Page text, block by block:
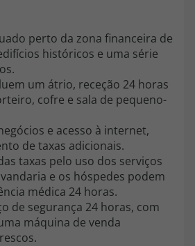
para a rede fixa nacional.
Atlântico tem a preocupação de estar
maior comodidade e total facilidade
tem ainda ao seu dispor o nosso call
úteis das 10:00 às 20:00 e Sábado
perto da zona financeira de
históricos e uma série
um átrio, receção 24 horas
cofre e sala de pequeno-
e acesso à internet,
de taxas adicionais.
taxas pelo uso dos serviços
e os hóspedes podem
médica 24 horas.
de segurança 24 horas, com
máquina de venda